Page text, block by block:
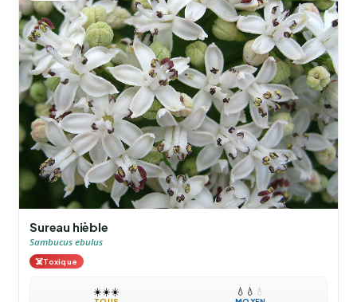
Sureau hièble
Sambucus ebulus
☠️Toxique
☀️☀️☀️ 💧 💧 💧